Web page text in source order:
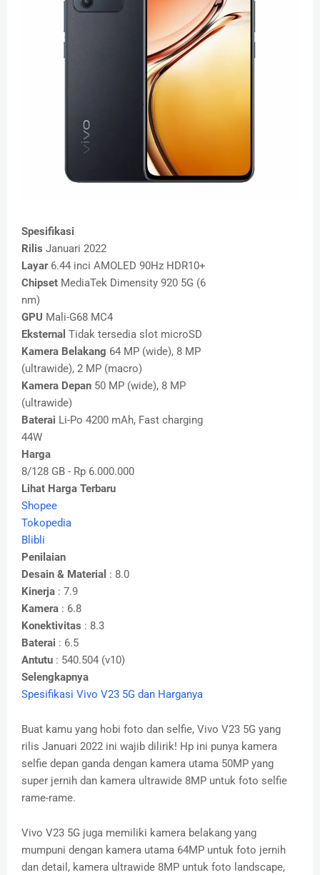
Spesifikasi
Rilis Januari 2022
Layar6.44 inci AMOLED 90Hz HDR10+
Chipset MediaTek Dimensity 920 5G (6
nm)
GPU Mali-G68 MC4
Eksternal Tidak tersedia slot microSD
Kamera Belakang 64 MP (wide), 8 MP
(ultrawide), 2 MP (macro)
Kamera Depan 50 MP (wide), 8 MP
(ultrawide)
Baterai Li-Po 4200 mAh, Fast charging
44W
Harga
8/128 GB - Rp 6.000.000
Lihat Harga Terbaru
Shopee
Tokopedia
Blibli
Penilaian
Desain & Material : 8.0
Kinerja : 7.9
Kamera : 6.8
Konektivitas : 8.3
Baterai : 6.5
Antutu : 540.504 (v10)
Selengkapnya
Spesifikasi Vivo V23 5G dan Harganya
Buat kamu yang hobi foto dan selfie, Vivo V23 5G yang
rilis Januari 2022 ini wajib dilirik! Hp ini punya kamera
selfie depan ganda dengan kamera utama 50MP yang
super jernih dan kamera ultrawide 8MP untuk foto selfie
rame-rame.
Vivo V23 5G juga memiliki kamera belakang yang
mumpuni dengan kamera utama 64MP untuk foto jernih
dan detail, kamera ultrawide 8MP untuk foto landscape,